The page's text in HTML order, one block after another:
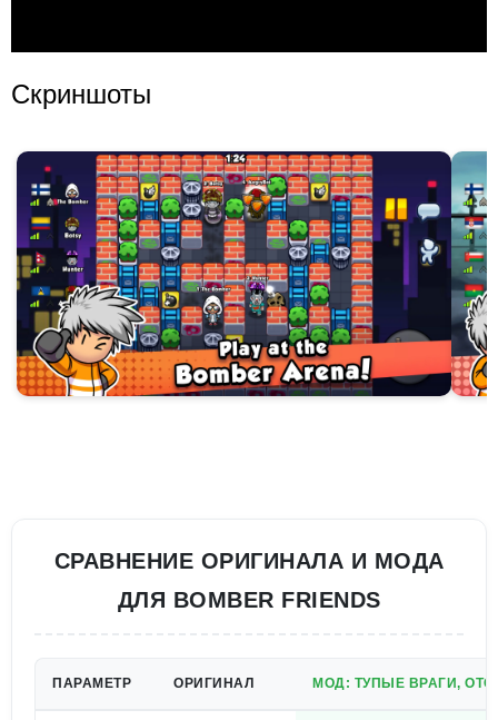
Скриншоты
СРАВНЕНИЕ ОРИГИНАЛА И МОДА
ДЛЯ BOMBER FRIENDS
ПАРАМЕТР ОРИГИНАЛ МОД: ТУПЫЕ ВРАГИ,